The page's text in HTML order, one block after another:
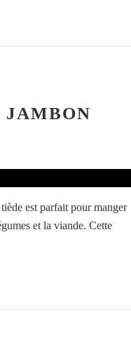
est parfait pour manger
et la viande. Cette